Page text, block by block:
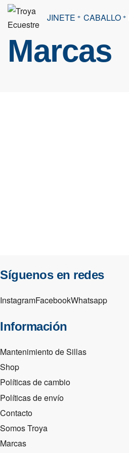
JINETE CABALLO
Marcas
Síguenos en redes
InstagramFacebookWhatsapp
Información
Mantenimiento de Sillas
Shop
Políticas de cambio
Políticas de envío
Contacto
Somos Troya
Marcas